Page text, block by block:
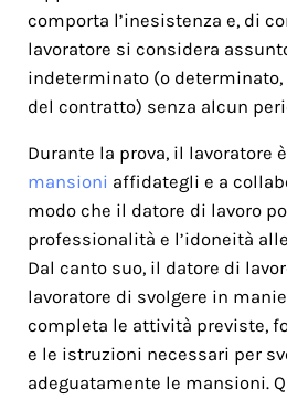
comporta l’inesistenza e, di
lavoratore si considera
indeterminato (o
del contratto) senza alcun
Durante la prova, il lavoratore
mansioni affidategli e a
modo che il datore di lavoro
professionalità e l’idoneità
Dal canto suo, il datore di
lavoratore di svolgere in
completa le attività previste,
e le istruzioni necessari per
adeguatamente le mansioni.